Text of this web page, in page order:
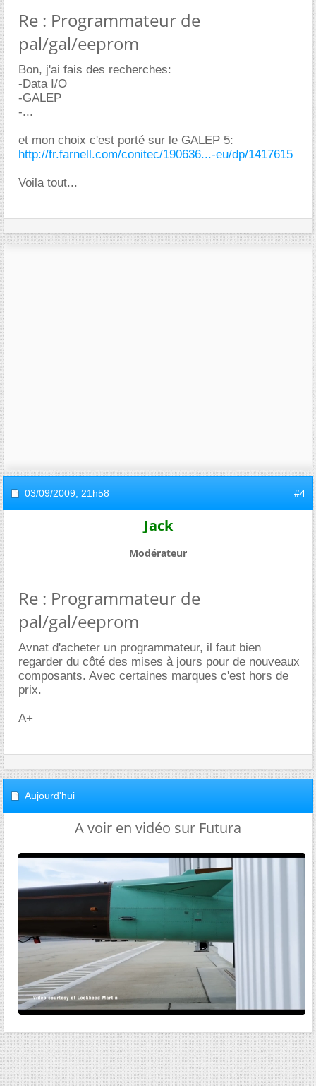
Re : Programmateur de
pal/gal/eeprom
Bon, j'ai fais des recherches:
-Data I/O
-GALEP
-...
et mon choix c'est porté sur le GALEP 5:
http://fr.farnell.com/conitec/190636...-eu/dp/1417615
Voila tout...
03/09/2009, 21h58 #4
Jack
Modérateur
Re : Programmateur de
pal/gal/eeprom
Avnat d'acheter un programmateur, il faut bien
regarder du côté des mises à jours pour de nouveaux
composants. Avec certaines marques c'est hors de
prix.
A+
Aujourd'hui
A voir en vidéo sur Futura